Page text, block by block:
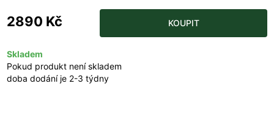
2890 Kč KOUPIT
Skladem
Pokud produkt není skladem
doba dodání je 2-3 týdny